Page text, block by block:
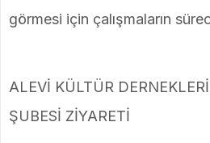
görmesi için çalışmaların
ALEVİ KÜLTÜR
ŞUBESİ ZİYARETİ